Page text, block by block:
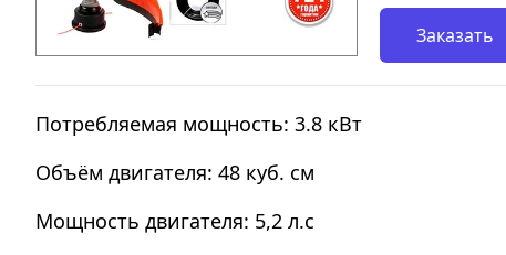
Заказать
Потребляемая мощность: 3.8 кВт
Объём двигателя: 48 куб. см
Мощность двигателя: 5,2 л.с